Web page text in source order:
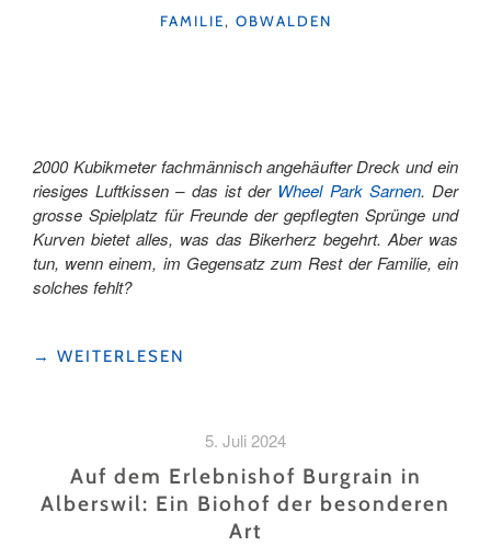
KATEGORIEN
FAMILIE, OBWALDEN
2000 Kubikmeter fachmännisch angehäufter Dreck und ein
riesiges Luftkissen – das ist der Wheel Park Sarnen. Der
grosse Spielplatz für Freunde der gepflegten Sprünge und
Kurven bietet alles, was das Bikerherz begehrt. Aber was
tun, wenn einem, im Gegensatz zum Rest der Familie, ein
solches fehlt?
"WENN
BIKEN
MUSS "
→ WEITERLESEN
5. Juli 2024
Auf dem Erlebnishof Burgrain in
Alberswil: Ein Biohof der besonderen
Art